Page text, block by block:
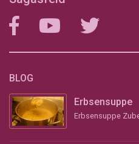
BLOG
Erbsensuppe